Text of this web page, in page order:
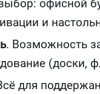
офисной
и
. Возможность
(доски,
для